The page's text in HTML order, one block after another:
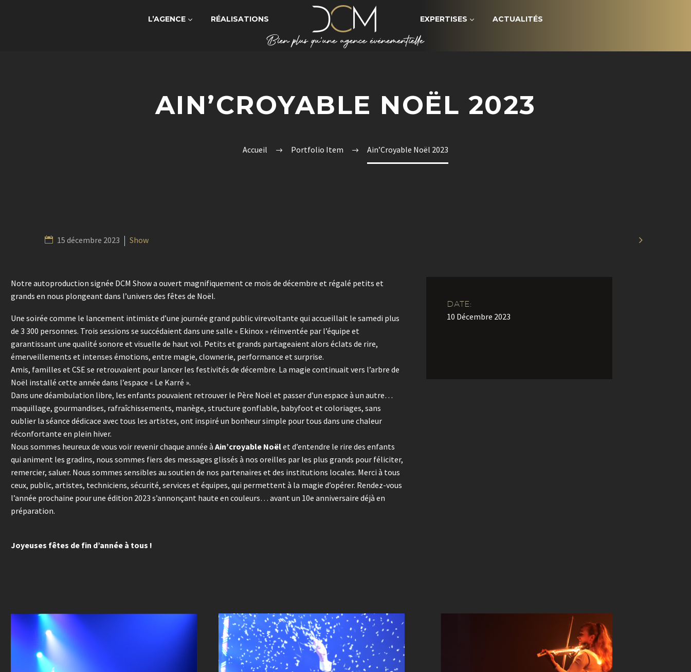
L’AGENCE RÉALISATIONS EXPERTISES ACTUALITÉS
AIN’CROYABLE NOËL 2023
Accueil Portfolio Item Ain’Croyable Noël 2023

15 décembre 2023 Show
Notre autoproduction signée DCM Show a ouvert magnifiquement ce mois de décembre et régalé petits et
grands en nous plongeant dans l’univers des fêtes de Noël.
Une soirée comme le lancement intimiste d’une journée grand public virevoltante qui accueillait le samedi plus
de 3 300 personnes. Trois sessions se succédaient dans une salle « Ekinox » réinventée par l’équipe et
garantissant une qualité sonore et visuelle de haut vol. Petits et grands partageaient alors éclats de rire,
émerveillements et intenses émotions, entre magie, clownerie, performance et surprise.
Amis, familles et CSE se retrouvaient pour lancer les festivités de décembre. La magie continuait vers l’arbre de
Noël installé cette année dans l’espace « Le Karré ».
Dans une déambulation libre, les enfants pouvaient retrouver le Père Noël et passer d’un espace à un autre…
maquillage, gourmandises, rafraîchissements, manège, structure gonflable, babyfoot et coloriages, sans
oublier la séance dédicace avec tous les artistes, ont inspiré un bonheur simple pour tous dans une chaleur
réconfortante en plein hiver.
Nous sommes heureux de vous voir revenir chaque année à Ain’croyable Noëlet d’entendre le rire des enfants
qui animent les gradins, nous sommes fiers des messages glissés à nos oreilles par les plus grands pour féliciter,
remercier, saluer. Nous sommes sensibles au soutien de nos partenaires et des institutions locales. Merci à tous
ceux, public, artistes, techniciens, sécurité, services et équipes, qui permettent à la magie d’opérer. Rendez-vous
l’année prochaine pour une édition 2023 s’annonçant haute en couleurs… avant un 10e anniversaire déjà en
préparation.
Joyeuses fêtes de fin d’année à tous !
DATE:
10 Décembre 2023